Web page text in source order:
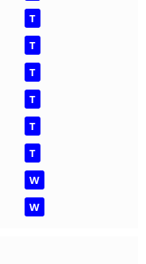
T
T
T
T
T
T
W
W